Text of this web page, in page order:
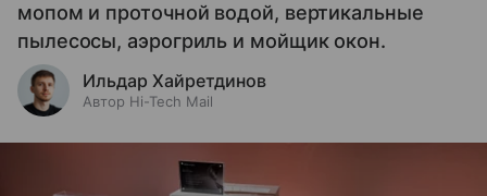
мопом и проточной водой, вертикальные
пылесосы, аэрогриль и мойщик окон.
Ильдар Хайретдинов
Автор Hi-Tech Mail